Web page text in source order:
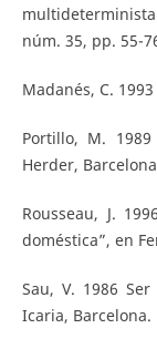
núm. 35, pp. 55-
Madanés, C.
Portillo, M.
Herder,
Rousseau, J.
doméstica”, en
Sau, V. 1986
Icaria, Barcelona.